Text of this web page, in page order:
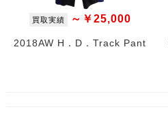
買取実績 ～￥25,000
2018AW H．D．Track Pant